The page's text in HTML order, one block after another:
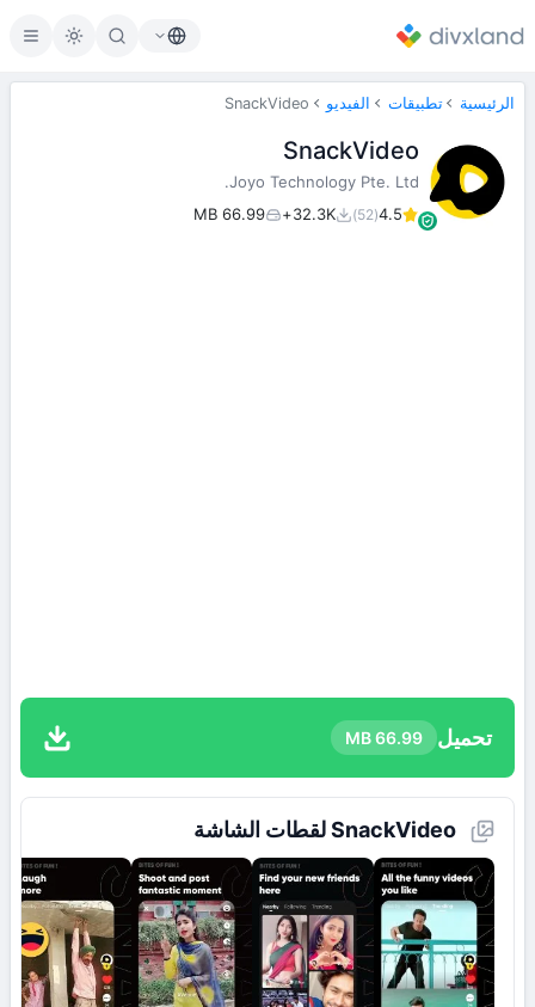
الرئيسية تطبيقات الفيديو SnackVideo
SnackVideo
Joyo Technology Pte. Ltd.
4.5
(52)
32.3K+
66.99 MB
تحميل 66.99 MB